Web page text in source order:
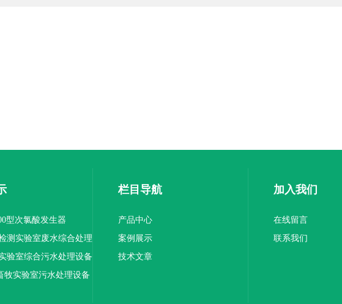
型次氯酸发生器
测实验室废水综合处理
验室综合污水处理设备
牧实验室污水处理设备
栏目导航
产品中心
案例展示
技术文章
加入我们
在线留言
联系我们